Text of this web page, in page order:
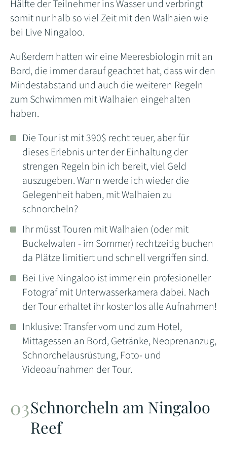
Hälfte der Teilnehmer ins Wasser und verbringt
somit nur halb so viel Zeit mit den Walhaien wie
bei Live Ningaloo.
Außerdem hatten wir eine Meeresbiologin mit an
Bord, die immer darauf geachtet hat, dass wir den
Mindestabstand und auch die weiteren Regeln
zum Schwimmen mit Walhaien eingehalten
haben.
Die Tour ist mit 390$ recht teuer, aber für
dieses Erlebnis unter der Einhaltung der
strengen Regeln bin ich bereit, viel Geld
auszugeben. Wann werde ich wieder die
Gelegenheit haben, mit Walhaien zu
schnorcheln?
Ihr müsst Touren mit Walhaien (oder mit
Buckelwalen - im Sommer) rechtzeitig buchen
da Plätze limitiert und schnell vergriffen sind.
Bei Live Ningaloo ist immer ein profesioneller
Fotograf mit Unterwasserkamera dabei. Nach
der Tour erhaltet ihr kostenlos alle Aufnahmen!
Inklusive: Transfer vom und zum Hotel,
Mittagessen an Bord, Getränke, Neoprenanzug,
Schnorchelausrüstung, Foto- und
Videoaufnahmen der Tour.
Schnorcheln am Ningaloo
Reef